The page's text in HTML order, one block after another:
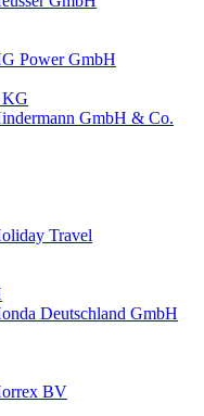
Power GmbH
KG
GmbH & Co.
Travel
Deutschland GmbH
BV